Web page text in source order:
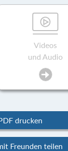
Videos
und Audio
drucken
Freunden teilen